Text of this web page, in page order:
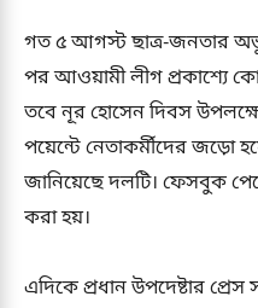
গত ৫ আগস্ট ছাত্র-জনতার
পর আওয়ামী লীগ প্রকাশ্যে
তবে নূর হোসেন দিবস
পয়েন্টে নেতাকর্মীদের জড়ো
জানিয়েছে দলটি। ফেসবুক
করা হয়।
এদিকে প্রধান উপদেষ্টার